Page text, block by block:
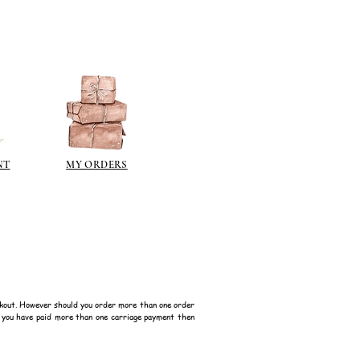
MY ORDERS
However should you order more than one order
have paid more than one carriage payment then